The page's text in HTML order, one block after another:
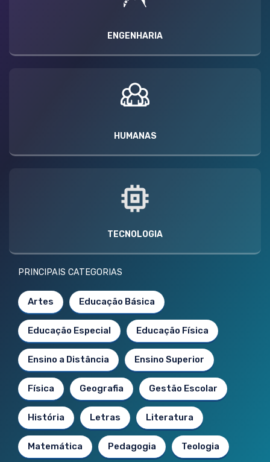
ENGENHARIA
HUMANAS
TECNOLOGIA
PRINCIPAIS CATEGORIAS
Artes Educação Básica
Educação Especial Educação Física
Ensino a Distância Ensino Superior
Física Geografia Gestão Escolar
História Letras Literatura
Matemática Pedagogia Teologia